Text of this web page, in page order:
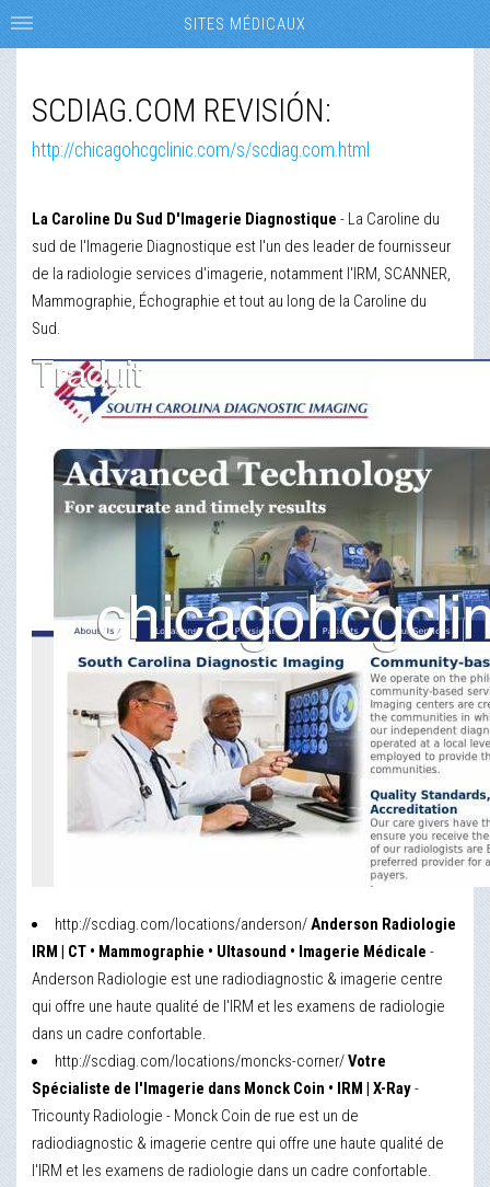
SCDIAG.COM REVISIÓN:
http://chicagohcgclinic.com/s/scdiag.com.html
La Caroline Du Sud D'Imagerie Diagnostique - La Caroline du
sud de l'Imagerie Diagnostique est l'un des leader de fournisseur
de la radiologie services d'imagerie, notamment l'IRM, SCANNER,
Mammographie, Échographie et tout au long de la Caroline du
Sud.
http://scdiag.com/locations/anderson/Anderson Radiologie
IRM | CT • Mammographie • Ultasound • Imagerie Médicale -
Anderson Radiologie est une radiodiagnostic & imagerie centre
qui offre une haute qualité de l'IRM et les examens de radiologie
dans un cadre confortable.
http://scdiag.com/locations/moncks-corner/Votre
Spécialiste de l'Imagerie dans Monck Coin • IRM | X-Ray-
Tricounty Radiologie - Monck Coin de rue est un de
radiodiagnostic & imagerie centre qui offre une haute qualité de
l'IRM et les examens de radiologie dans un cadre confortable.
SITES MÉDICAUX